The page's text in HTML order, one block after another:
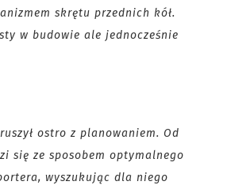
skrętu przednich kół.
w budowie ale jednocześnie
ostro z planowaniem. Od
się ze sposobem optymalnego
wyszukując dla niego